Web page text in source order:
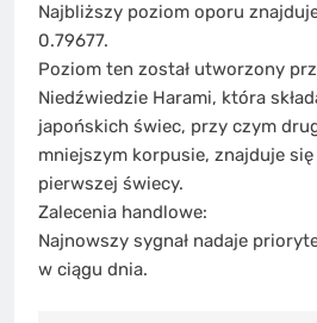
Najbliższy poziom oporu
0.79677.
Poziom ten został utworzony
Niedźwiedzie Harami, która
japońskich świec, przy czym
mniejszym korpusie, znajduje
pierwszej świecy.
Zalecenia handlowe:
Najnowszy sygnał nadaje
w ciągu dnia.